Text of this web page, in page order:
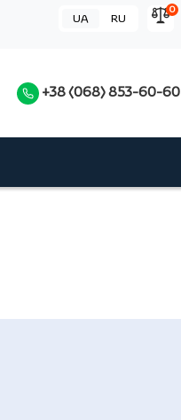
0
UA RU
+38 (068) 853-60-60